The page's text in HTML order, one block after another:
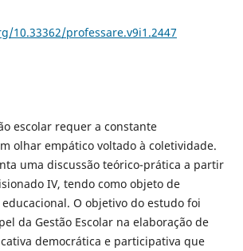
10.33362/professare.v9i1.2447
escolar requer a constante
olhar empático voltado à coletividade.
uma discussão teórico-prática a partir
IV, tendo como objeto de
O objetivo do estudo foi
da Gestão Escolar na elaboração de
democrática e participativa que